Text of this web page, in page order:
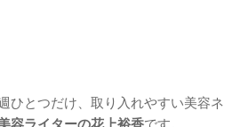
ひとつだけ、取り入れやすい美容ネ
容ライターの花上裕香です。